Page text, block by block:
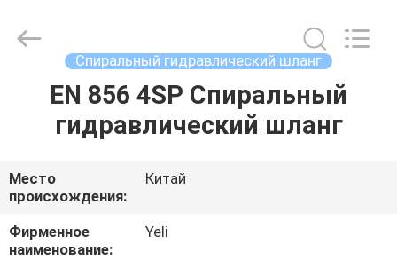
ДОМ
О
НАС
Copyright
Ltd.
All
Rights
Спиральный гидравлический шланг
EN 856 4SP Спиральный
гидравлический шланг
Место
происхождения:
Китай
Фирменное
наименование:
Yeli